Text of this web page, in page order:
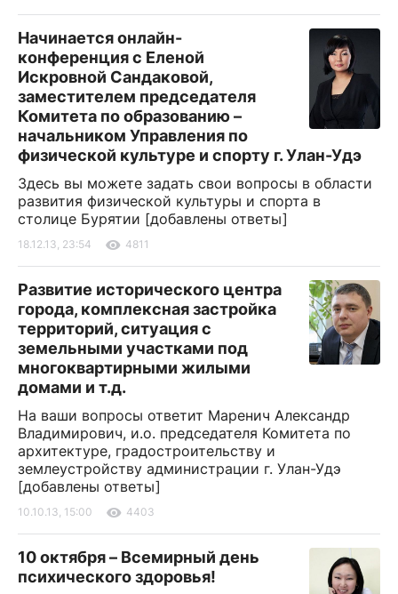
Начинается онлайн-
конференция с Еленой
Искровной Сандаковой,
заместителем председателя
Комитета по образованию –
начальником Управления по
физической культуре и спорту г. Улан-Удэ
Здесь вы можете задать свои вопросы в области
развития физической культуры и спорта в
столице Бурятии [добавлены ответы]
18.12.13, 23:54 4811
Развитие исторического центра
города, комплексная застройка
территорий, ситуация с
земельными участками под
многоквартирными жилыми
домами и т.д.
На ваши вопросы ответит Маренич Александр
Владимирович, и.о. председателя Комитета по
архитектуре, градостроительству и
землеустройству администрации г. Улан-Удэ
[добавлены ответы]
10.10.13, 15:00 4403
10 октября – Всемирный день
психического здоровья!